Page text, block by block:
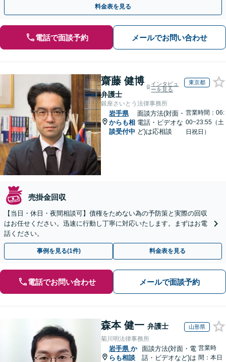
料金表を見る
電話で面談予約 メールでお問い合わせ
齋藤 健博
弁護士
インタビュ
ーを見る
東京都
銀座さいとう法律事務所
岩手県
からも相
談受付中
面談方法(対面・
電話・ビデオな
ど)は応相談
営業時間：06:
00~23:55（土
日祝日）
売掛金回収
【当日・休日・夜間相談可】債権をためない為の予防策と実際の回収
はお任せください。迅速に行動し丁寧に対応いたします。まずはお電
話ください。
事例を見る(1件) 料金表を見る
電話でお問い合わせ メールで面談予約
森本 健一 弁護士 山形県
菊川明法律事務所
岩手県 か
らも相談
面談方法(対面・電
話・ビデオなど)は
営業時
間：本日